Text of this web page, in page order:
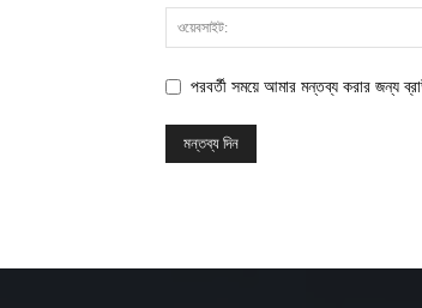
পরবর্তী সময়ে আমার মন্তব্য করার জন্য